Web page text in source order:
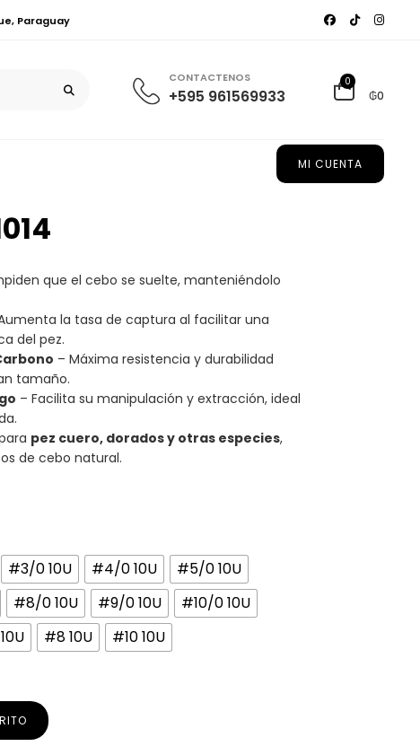
Paraguay
CONTACTENOS
+595 961569933
0
₲0
MI CUENTA
que el cebo se suelte, manteniéndolo
la tasa de captura al facilitar una
del pez.
– Máxima resistencia y durabilidad
tamaño.
– Facilita su manipulación y extracción, ideal
pez cuero, dorados y otras especies,
de cebo natural.
#3/0 10U #4/0 10U
#5/0 10U
#8/0 10U #9/0 10U
#10/0 10U
#8 10U #10 10U